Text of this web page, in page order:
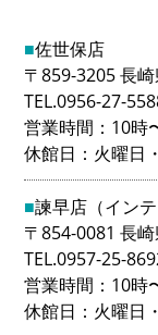
■佐世保店
〒859-3205 長
TEL.0956-27-
営業時間：10時
休館日：火曜日
■諫早店（インテ
〒854-0081 長
TEL.0957-25-
営業時間：10時
休館日：火曜日